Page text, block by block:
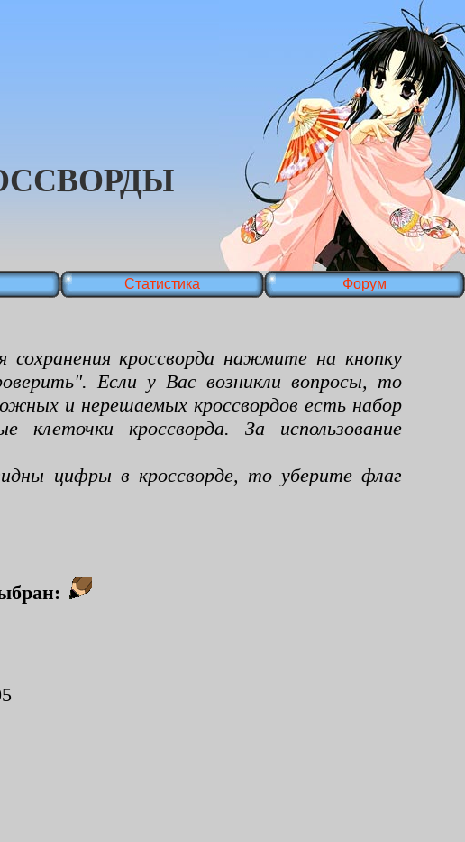
Статистика Форум
кроссворда нажмите на кнопку
Если у Вас возникли вопросы, то
и нерешаемых кроссвордов есть набор
кроссворда. За использование
цифры в кроссворде, то уберите флаг